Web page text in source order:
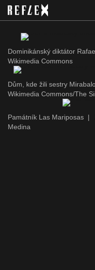
Dominikánský diktátor
Wikimedia Commons
Dům, kde žili sestry
Wikimedia Commons/The
Památník Las Mariposas |
Medina